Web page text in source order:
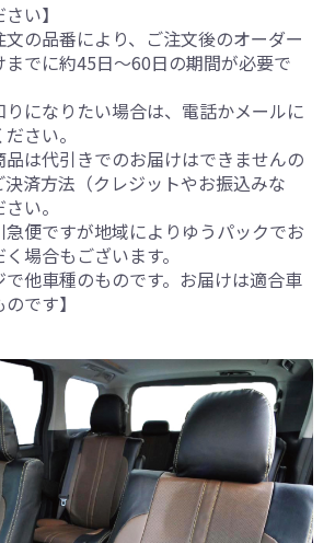
い】
の品番により、ご注文後のオーダー
でに約45日～60日の期間が必要で
になりたい場合は、電話かメールに
さい。
品は代引きでのお届けはできませんの
済方法（クレジットやお振込みな
い。
急便ですが地域によりゆうパックでお
場合もございます。
で他車種のものです。お届けは適合車
です】